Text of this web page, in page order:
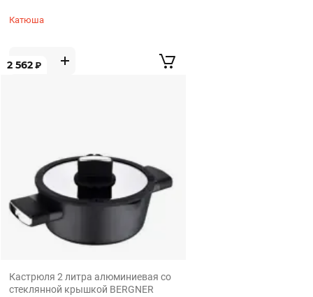
Катюша
2 562 ₽
Кастрюля 2 литра алюминиевая со
стеклянной крышкой BERGNER